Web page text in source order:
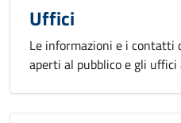
Uffici
Le informazioni e i contatti
aperti al pubblico e gli uffici